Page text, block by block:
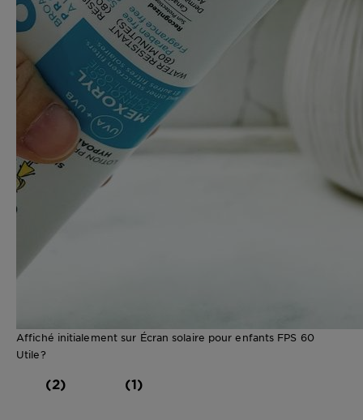
Affiché initialement sur Écran solaire pour enfants FPS 60
Utile?
(2) (1)